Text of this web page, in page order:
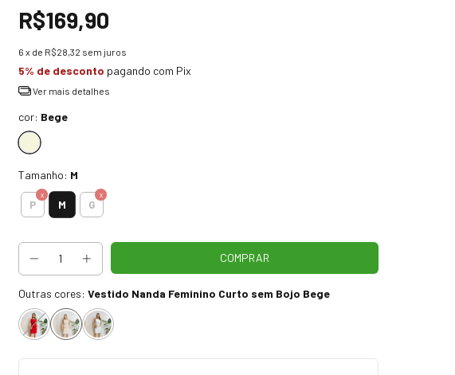
R$169,90
6 x de R$28,32 sem juros
5% de desconto pagando com Pix
Ver mais detalhes
cor: Bege
Tamanho: M
P M G
Outras cores: Vestido Nanda Feminino Curto sem Bojo Bege